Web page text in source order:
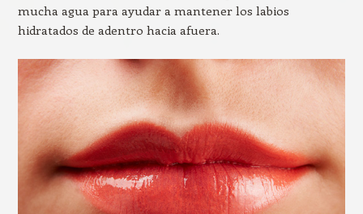
mucha agua para ayudar a mantener los labios
hidratados de adentro hacia afuera.